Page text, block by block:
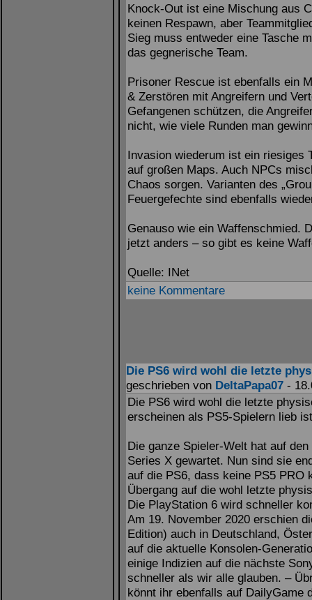
Knock-Out ist eine Mischung aus
keinen Respawn, aber
Sieg muss entweder eine Tasche
das gegnerische Team.
Prisoner Rescue ist ebenfalls ein
& Zerstören mit Angreifern und
Gefangenen schützen, die
nicht, wie viele Runden man
Invasion wiederum ist ein riesiges
auf großen Maps. Auch NPCs
Chaos sorgen. Varianten des
Feuergefechte sind ebenfalls
Genauso wie ein Waffenschmied.
jetzt anders – so gibt es keine
Quelle: INet
keine Kommentare
Die PS6 wird wohl die letzte
geschrieben von DeltaPapa07-
Die PS6 wird wohl die letzte
erscheinen als PS5-Spielern lieb
Die ganze Spieler-Welt hat auf
Series X gewartet. Nun sind sie
auf die PS6, dass keine PS5 PRO
Übergang auf die wohl letzte
Die PlayStation 6 wird schneller
Am 19. November 2020 erschien
Edition) auch in Deutschland,
auf die aktuelle Konsolen-
einige Indizien auf die nächste
schneller als wir alle glauben. –
könnt ihr ebenfalls auf DailyGame